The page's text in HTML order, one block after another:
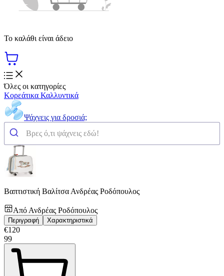
Το καλάθι είναι άδειο
Όλες οι κατηγορίες
Κορεάτικα Καλλυντικά
Ψάχνεις για δροσιά;
Βαπτιστική Βαλίτσα Ανδρέας Ροδόπουλος
Από Ανδρέας Ροδόπουλος
Περιγραφή Χαρακτηριστικά
€120
99